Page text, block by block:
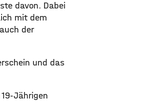
davon. Dabei
mit dem
der
und das
Jährigen